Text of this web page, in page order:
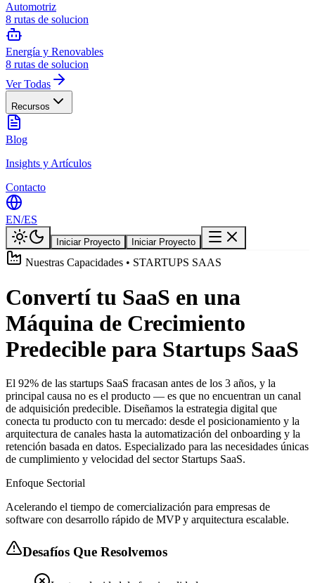
Automotriz
8 rutas de solucion
Energía y Renovables
8 rutas de solucion
Ver Todas
Recursos
Blog
Insights y Artículos
Contacto
EN/ES
Iniciar Proyecto Iniciar Proyecto
Nuestras Capacidades • STARTUPS SAAS
Convertí tu SaaS en una
Máquina de Crecimiento
Predecible para Startups SaaS
El 92% de las startups SaaS fracasan antes de los 3 años, y la
principal causa no es el producto — es que no encuentran un canal
de adquisición predecible. Diseñamos la estrategia digital que
conecta tu producto con tu mercado: desde el posicionamiento y la
arquitectura de canales hasta la automatización del onboarding y la
retención basada en datos. Especializado para las necesidades únicas
de cumplimiento y velocidad del sector Startups SaaS.
Enfoque Sectorial
Acelerando el tiempo de comercialización para empresas de
software con desarrollo rápido de MVP y arquitectura escalable.
Desafíos Que Resolvemos